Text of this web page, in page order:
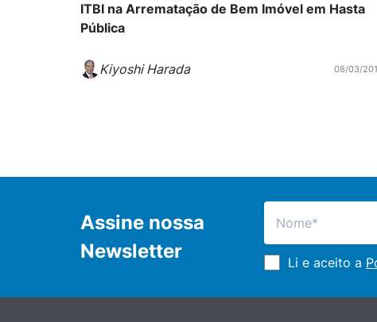
ITBI na Arrematação de Bem Imóvel em Hasta
Pública
Kiyoshi Harada 08/03/
Assine nossa
Newsletter
Li e aceito a